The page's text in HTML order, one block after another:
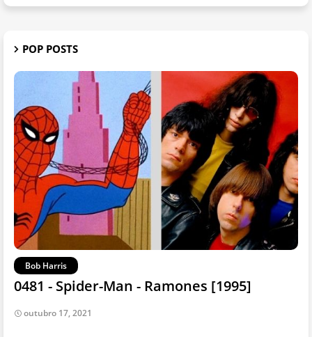
POP POSTS
Bob Harris
0481 - Spider-Man - Ramones [1995]
outubro 17, 2021